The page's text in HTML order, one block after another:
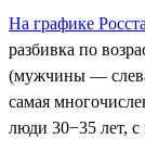
На графике
разбивка по
(мужчины —
самая
люди 30−35 лет,